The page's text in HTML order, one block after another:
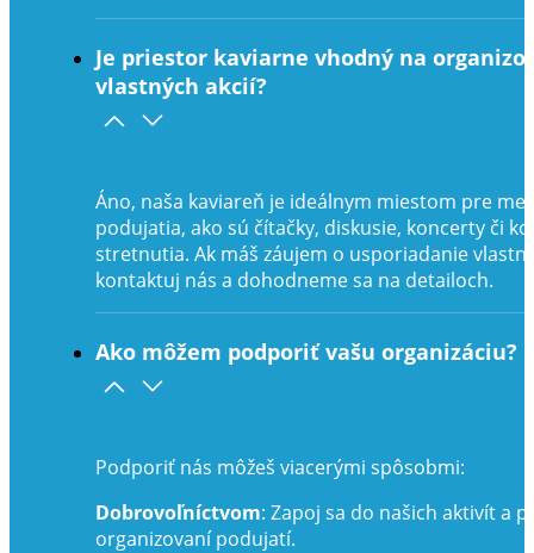
Je priestor kaviarne vhodný na
vlastných akcií?
Áno, naša kaviareň je ideálnym miestom pre
podujatia, ako sú čítačky, diskusie, koncerty či
stretnutia. Ak máš záujem o usporiadanie
kontaktuj nás a dohodneme sa na detailoch.
Ako môžem podporiť vašu organizáciu?
Podporiť nás môžeš viacerými spôsobmi:
Dobrovoľníctvom: Zapoj sa do našich aktivít a
organizovaní podujatí.